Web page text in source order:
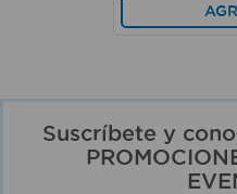
Suscríbete y